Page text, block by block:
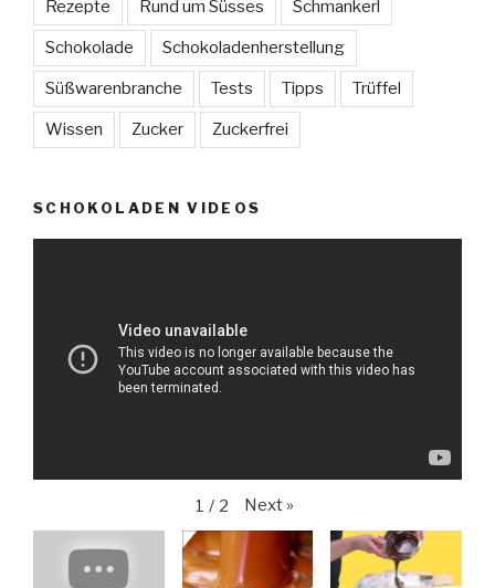
Rezepte Rund um Süsses Schmankerl
Schokolade Schokoladenherstellung
Süßwarenbranche Tests Tipps Trüffel
Wissen Zucker Zuckerfrei
SCHOKOLADEN VIDEOS
1 / 2 Next »